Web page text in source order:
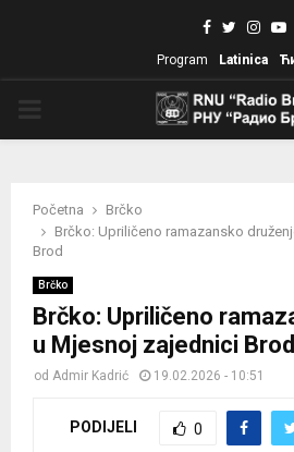
Facebook
Twitter
Program Latinica
Početna
Brčko
Brčko: Upriličeno ramazansko
Brod
Brčko
Brčko: Upriličeno
u Mjesnoj zajednici Brod
od Admir Kadrić 19.02.2026 - 10:51
PODIJELI 0